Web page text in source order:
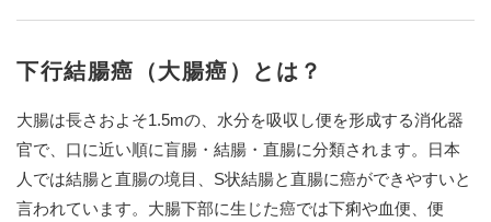
下行結腸癌（大腸癌）とは？
大腸は長さおよそ1.5mの、水分を吸収し便を形成する消化器
官で、口に近い順に盲腸・結腸・直腸に分類されます。日本
人では結腸と直腸の境目、S状結腸と直腸に癌ができやすいと
言われています。大腸下部に生じた癌では下痢や血便、便